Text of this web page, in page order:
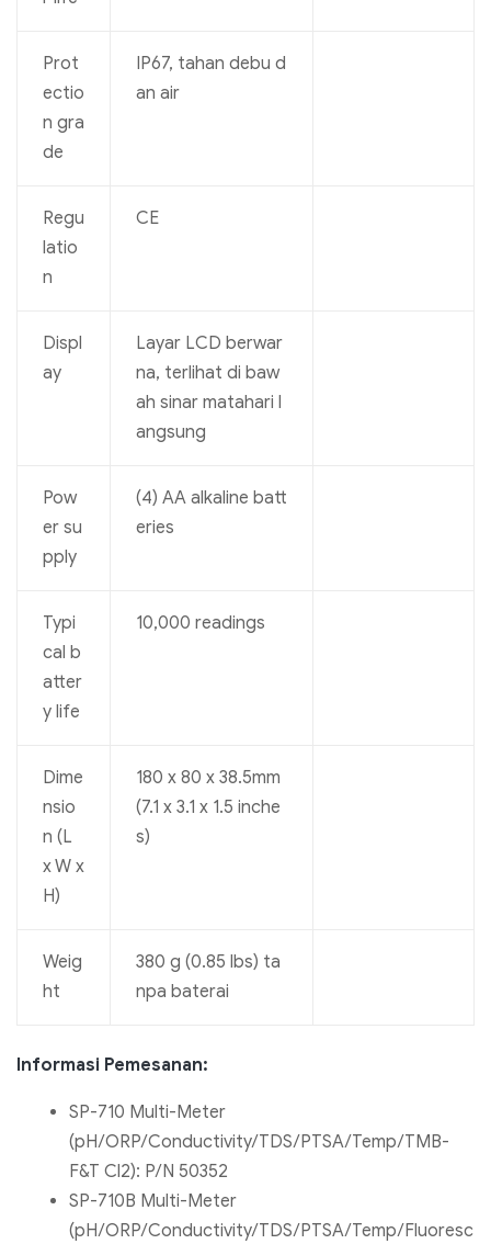
Prot
ectio
n gra
de
IP67, tahan debu d
an air
Regu
latio
n
CE
Displ
ay
Layar LCD berwar
na, terlihat di baw
ah sinar matahari l
angsung
Pow
er su
pply
(4) AA alkaline batt
eries
Typi
cal b
atter
y life
10,000 readings
Dime
nsio
n (L
x W x
H)
180 x 80 x 38.5mm
(7.1 x 3.1 x 1.5 inche
s)
Weig
ht
380 g (0.85 lbs) ta
npa baterai
Informasi Pemesanan:
SP-710 Multi-Meter
(pH/ORP/Conductivity/TDS/PTSA/Temp/TMB-
F&T Cl2): P/N 50352
SP-710B Multi-Meter
(pH/ORP/Conductivity/TDS/PTSA/Temp/Fluoresc